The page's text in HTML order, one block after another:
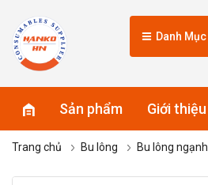
Danh
Sản phẩm Giới thiệu
Trang chủ Bu lông Bu lông